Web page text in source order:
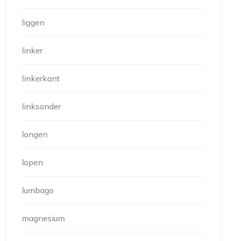
liggen
linker
linkerkant
linksonder
longen
lopen
lumbago
magnesium